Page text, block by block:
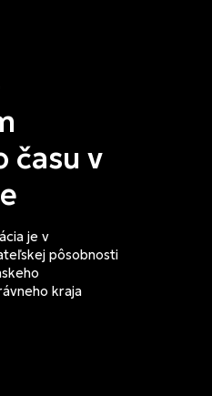
času v
je v
pôsobnosti
kraja